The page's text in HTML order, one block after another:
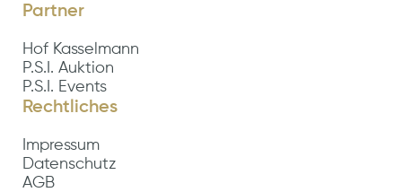
Partner
Hof Kasselmann
P.S.I. Auktion
P.S.I. Events
Rechtliches
Impressum
Datenschutz
AGB